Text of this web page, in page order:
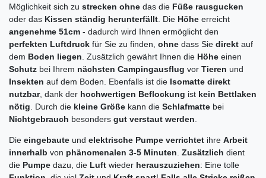
Möglichkeit sich zu strecken ohne das die Füße rausgucken
oder das Kissen ständig herunterfällt. Die Höhe erreicht
angenehme 51cm - dadurch wird Ihnen ermöglicht den
perfekten Luftdruck für Sie zu finden, ohne dass Sie direkt auf
dem Boden liegen. Zusätzlich gewährt Ihnen die Höhe einen
Schutz bei Ihrem nächsten Campingausflug vor Tieren und
Insekten auf dem Boden. Ebenfalls ist die Isomatte direkt
nutzbar, dank der hochwertigen Beflockung ist kein Bettlaken
nötig. Durch die kleine Größe kann die Schlafmatte bei
Nichtgebrauch besonders gut verstaut werden.
Die eingebaute und elektrische Pumpe verrichtet ihre Arbeit
innerhalb von phänomenalen 3-5 Minuten. Zusätzlich dient
die Pumpe dazu, die Luft wieder herauszuziehen: Eine tolle